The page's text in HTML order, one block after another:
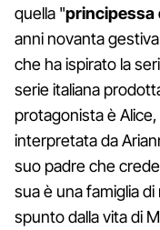
quella "principessa
anni novanta
che ha ispirato la
serie italiana
protagonista è
interpretata da
suo padre che
sua è una famiglia
spunto dalla vita di